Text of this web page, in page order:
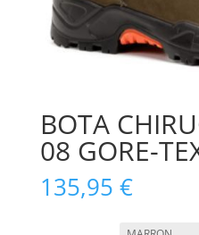
BOTA
08 GORE-
135,95 €